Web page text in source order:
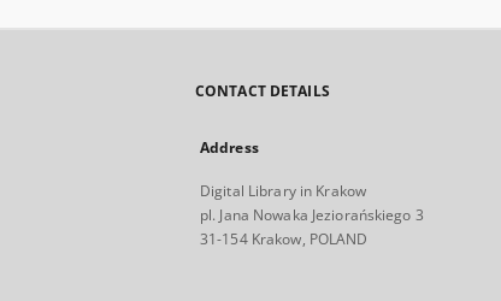
CONTACT DETAILS
Address
Digital Library in Krakow
pl. Jana Nowaka Jeziorańskiego 3
31-154 Krakow, POLAND